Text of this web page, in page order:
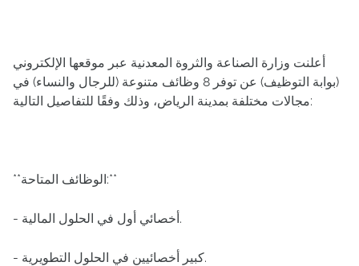
أعلنت وزارة الصناعة والثروة المعدنية عبر موقعها الإلكتروني
(بوابة التوظيف) عن توفر 8 وظائف متنوعة (للرجال والنساء) في
مجالات مختلفة بمدينة الرياض، وذلك وفقًا للتفاصيل التالية:
**الوظائف المتاحة:**
- أخصائي أول في الحلول المالية.
- كبير أخصائيين في الحلول التطويرية.